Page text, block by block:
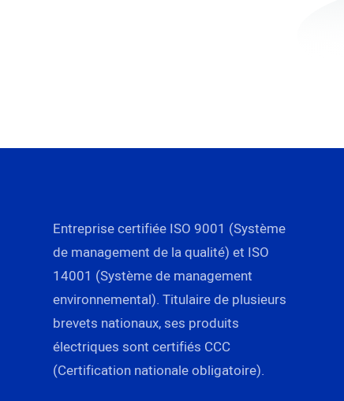
Entreprise certifiée ISO 9001 (Système
de management de la qualité) et ISO
14001 (Système de management
environnemental). Titulaire de plusieurs
brevets nationaux, ses produits
électriques sont certifiés CCC
(Certification nationale obligatoire).